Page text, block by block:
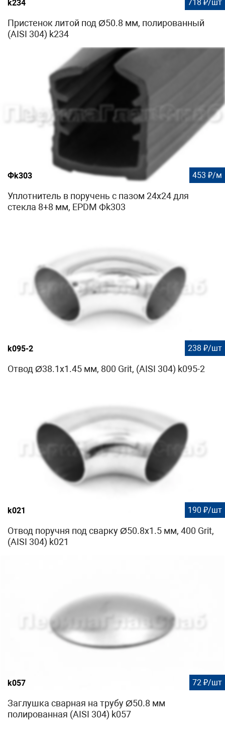
k234 718 ₽/шт
Пристенок литой под Ø50.8 мм, полированный
(AISI 304) k234
Фk303 453 ₽/м
Уплотнитель в поручень с пазом 24х24 для
стекла 8+8 мм, EPDM Фk303
k095-2 238 ₽/шт
Отвод Ø38.1х1.45 мм, 800 Grit, (AISI 304) k095-2
k021 190 ₽/шт
Отвод поручня под сварку Ø50.8х1.5 мм, 400 Grit,
(AISI 304) k021
k057 72 ₽/шт
Заглушка сварная на трубу Ø50.8 мм
полированная (AISI 304) k057